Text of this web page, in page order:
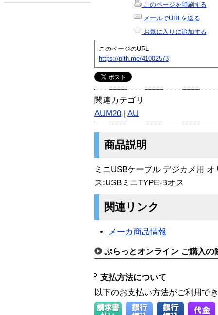
このページを印刷する
メールでURLを送る
お気に入りに追加する
このページのURL
https://plth.me/41002573
関連カテゴリ
AUM20 | AU
商品説明
ミニUSBケーブル デジカメ用
ス:USBミニTYPE-Bオス
関連リンク
メーカ商品情報
ぷらっとオンライン ご購入の
支払方法について
以下のお支払い方法がご利用で